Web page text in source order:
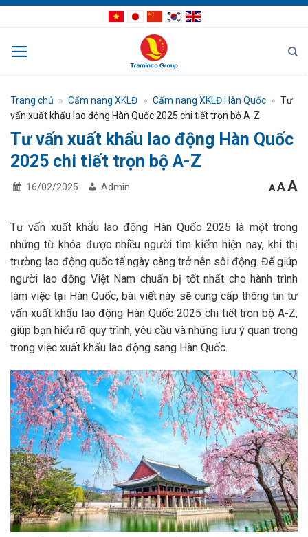
Bỏ
qua
dung
Trang chủ » Cẩm nang XKLĐ » Cẩm nang XKLĐ Hàn Quốc » Tư
vấn xuất khẩu lao động Hàn Quốc 2025 chi tiết trọn bộ A-Z
Tư vấn xuất khẩu lao động Hàn Quốc
2025 chi tiết trọn bộ A-Z
16/02/2025 Admin Afont
size.
AA
Tư vấn xuất khẩu lao động Hàn Quốc 2025 là một trong
những từ khóa được nhiều người tìm kiếm hiện nay, khi thị
trường lao động quốc tế ngày càng trở nên sôi động. Để giúp
người lao động Việt Nam chuẩn bị tốt nhất cho hành trình
làm việc tại Hàn Quốc, bài viết này sẽ cung cấp thông tin tư
vấn xuất khẩu lao động Hàn Quốc 2025 chi tiết trọn bộ A-Z,
giúp bạn hiểu rõ quy trình, yêu cầu và những lưu ý quan trọng
trong việc xuất khẩu lao động sang Hàn Quốc.